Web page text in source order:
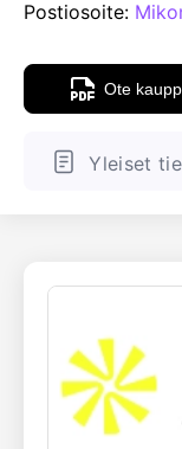
Postiosoite:
Ote
Yleiset